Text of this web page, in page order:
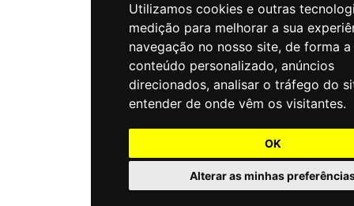
Utilizamos cookies e outras
medição para melhorar a sua
navegação no nosso site, de forma
conteúdo personalizado, anúncios
direcionados, analisar o tráfego do
entender de onde vêm os visitantes.
OK
Alterar as minhas